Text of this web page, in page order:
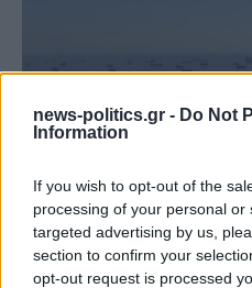
news-politics.gr - Do Not
Information
If you wish to opt-out of the
processing of your personal
targeted advertising by us,
section to confirm your
opt-out request is processed
Στενά του Ορμούζ: Ιράν
διαδρομή των πλοίων,
λεπτομέρειες